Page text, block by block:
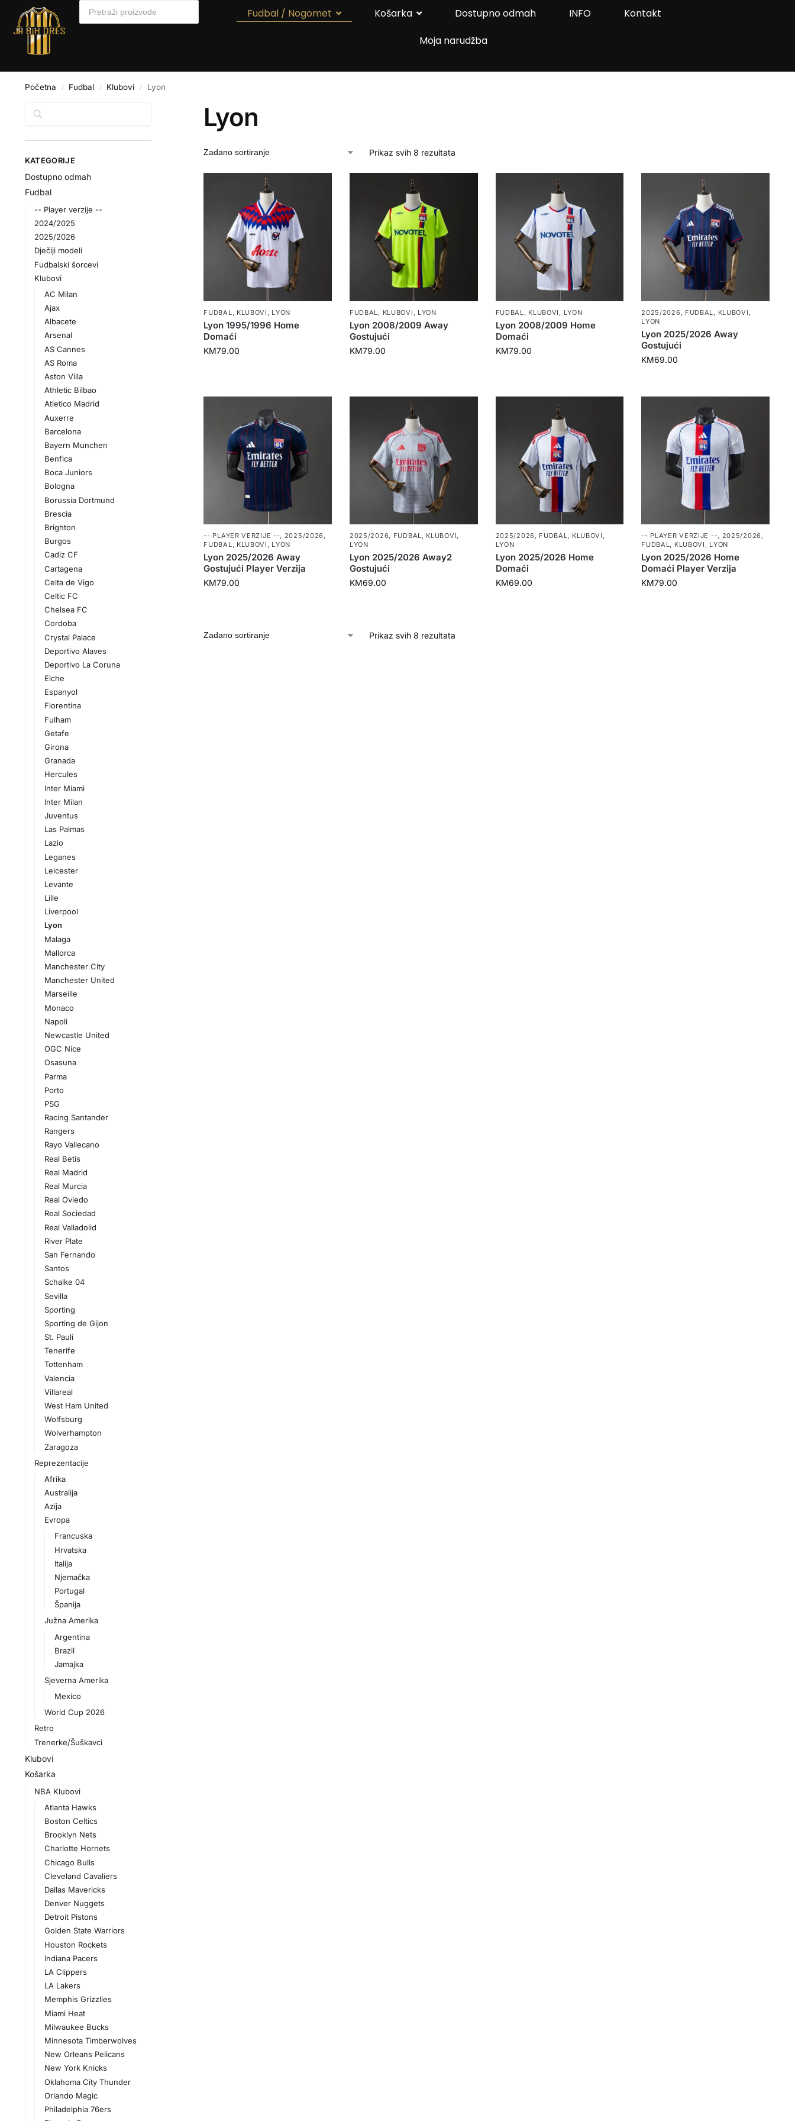
Fudbal / Nogomet Košarka Dostupno odmah INFO
Kontakt
Moja narudžba
Početna / Fudbal / Klubovi / Lyon
Lyon
Prikaz svih 8 rezultata
FUDBAL KLUBOVI LYON
Lyon 1995/1996 Home
Domaći
KM79.00
FUDBAL KLUBOVI LYON
Lyon 2008/2009 Away
Gostujući
KM79.00
FUDBAL KLUBOVI LYON
Lyon 2008/2009 Home
Domaći
KM79.00
2025/2026 FUDBAL KLUBOVI
LYON
Lyon 2025/2026 Away
Gostujući
KM69.00
-- PLAYER VERZIJE --, 2025/2026,
FUDBAL, KLUBOVI , LYON
Lyon 2025/2026 Away
Gostujući Player Verzija
KM79.00
2025/2026, FUDBAL, KLUBOVI,
LYON
Lyon 2025/2026 Away2
Gostujući
KM69.00
2025/2026, FUDBAL, KLUBOVI ,
LYON
Lyon 2025/2026 Home
Domaći
KM69.00
-- PLAYER VERZIJE --, 2025/2026,
FUDBAL, KLUBOVI , LYON
Lyon 2025/2026 Home
Domaći Player Verzija
KM79.00
Prikaz svih 8 rezultata
KATEGORIJE
Dostupno odmah
Fudbal
-- Player verzije --
2024/2025
2025/2026
Dječiji modeli
Fudbalski šorcevi
Klubovi
AC Milan
Ajax
Albacete
Arsenal
AS Cannes
AS Roma
Aston Villa
Athletic Bilbao
Atletico Madrid
Auxerre
Barcelona
Bayern Munchen
Benfica
Boca Juniors
Bologna
Borussia Dortmund
Brescia
Brighton
Burgos
Cadiz CF
Cartagena
Celta de Vigo
Celtic FC
Chelsea FC
Cordoba
Crystal Palace
Deportivo Alaves
Deportivo La Coruna
Elche
Espanyol
Fiorentina
Fulham
Getafe
Girona
Granada
Hercules
Inter Miami
Inter Milan
Juventus
Las Palmas
Lazio
Leganes
Leicester
Levante
Lille
Liverpool
Lyon
Malaga
Mallorca
Manchester City
Manchester United
Marseille
Monaco
Napoli
Newcastle United
OGC Nice
Osasuna
Parma
Porto
PSG
Racing Santander
Rangers
Rayo Vallecano
Real Betis
Real Madrid
Real Murcia
Real Oviedo
Real Sociedad
Real Valladolid
River Plate
San Fernando
Santos
Schalke 04
Sevilla
Sporting
Sporting de Gijon
St. Pauli
Tenerife
Tottenham
Valencia
Villareal
West Ham United
Wolfsburg
Wolverhampton
Zaragoza
Reprezentacije
Afrika
Australija
Azija
Evropa
Francuska
Hrvatska
Italija
Njemačka
Portugal
Španija
Južna Amerika
Argentina
Brazil
Jamajka
Sjeverna Amerika
Mexico
World Cup 2026
Retro
Trenerke/Šuškavci
Klubovi
Košarka
NBA Klubovi
Atlanta Hawks
Boston Celtics
Brooklyn Nets
Charlotte Hornets
Chicago Bulls
Cleveland Cavaliers
Dallas Mavericks
Denver Nuggets
Detroit Pistons
Golden State Warriors
Houston Rockets
Indiana Pacers
LA Clippers
LA Lakers
Memphis Grizzlies
Miami Heat
Milwaukee Bucks
Minnesota Timberwolves
New Orleans Pelicans
New York Knicks
Oklahoma City Thunder
Orlando Magic
Philadelphia 76ers